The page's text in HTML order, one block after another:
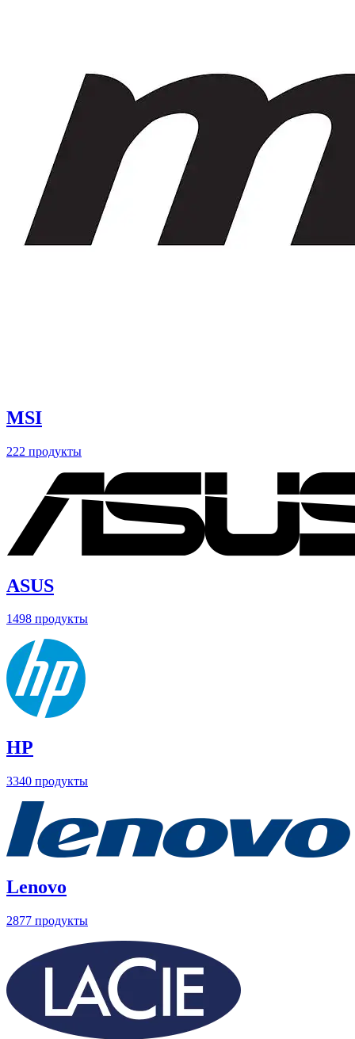
MSI
222 продукты
ASUS
1498 продукты
HP
3340 продукты
Lenovo
2877 продукты